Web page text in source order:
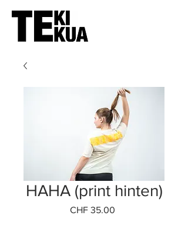
HAHA (print hinten)
CHF 35.00